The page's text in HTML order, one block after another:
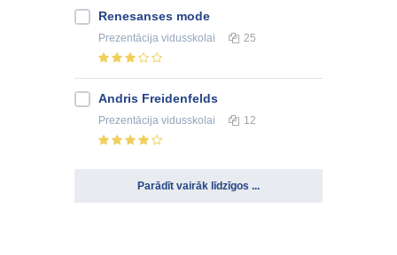
Renesanses mode
Prezentācija vidusskolai 25
Andris Freidenfelds
Prezentācija vidusskolai 12
Parādīt vairāk līdzīgos ...